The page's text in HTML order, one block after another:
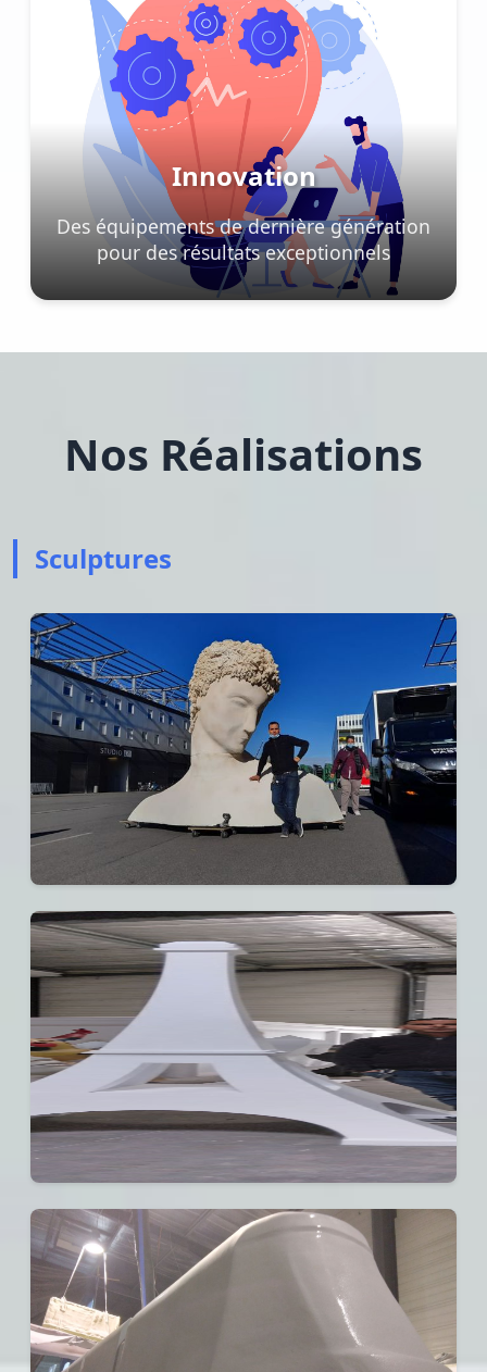
Innovation
Des équipements de dernière génération
pour des résultats exceptionnels
Nos Réalisations
Sculptures